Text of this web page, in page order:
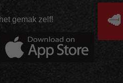
gemak zelf! 🥩